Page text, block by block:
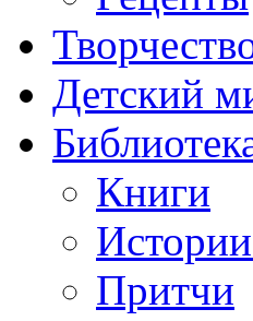
Детский
Книги
Притчи